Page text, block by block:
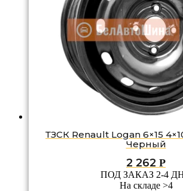
ТЗСК Renault Logan 6×15
Черный
2 262 Р
ПОД ЗАКАЗ 2-4
На складе >4